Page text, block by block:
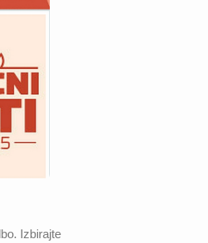
Izbirajte